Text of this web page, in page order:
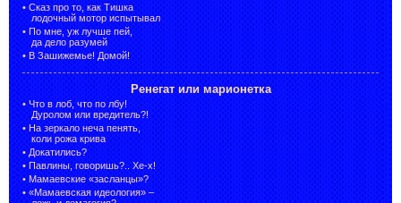
• Сказ про то, как Тишка
лодочный мотор испытывал
• По мне, уж лучше пей,
да дело разумей
• В Зашижемье! Домой!
Ренегат или марионетка
• Что в лоб, что по лбу!
Дуролом или вредитель?!
• На зеркало неча пенять,
коли рожа крива
• Докатились?
• Павлины, говоришь?.. Хе-х!
• Мамаевские «засланцы»?
• «Мамаевская идеология» –